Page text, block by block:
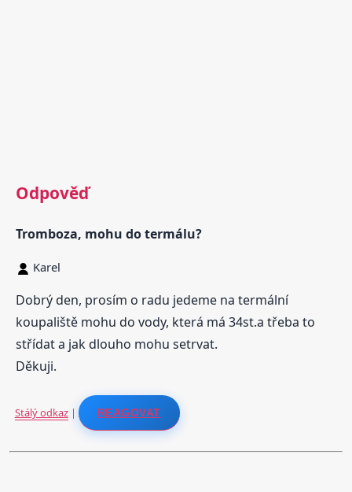
Odpověď
Tromboza, mohu do termálu?
Karel
Dobrý den, prosím o radu jedeme na termální
koupaliště mohu do vody, která má 34st.a třeba to
střídat a jak dlouho mohu setrvat.
Děkuji.
Stálý odkaz| REAGOVAT